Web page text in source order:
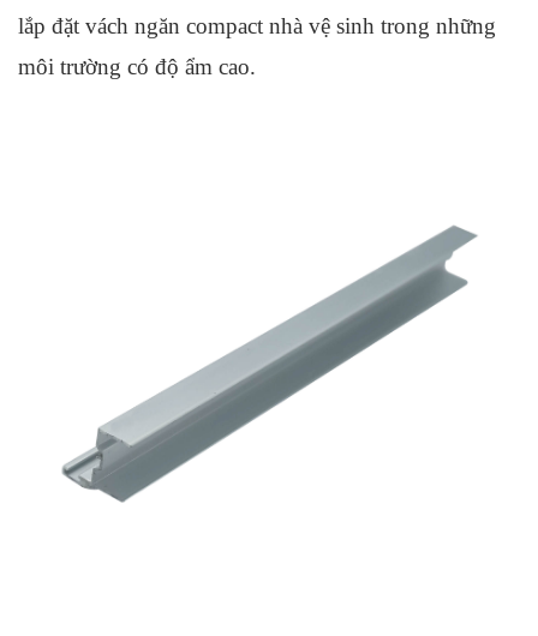
lắp đặt vách ngăn compact nhà vệ sinh trong những
môi trường có độ ẩm cao.